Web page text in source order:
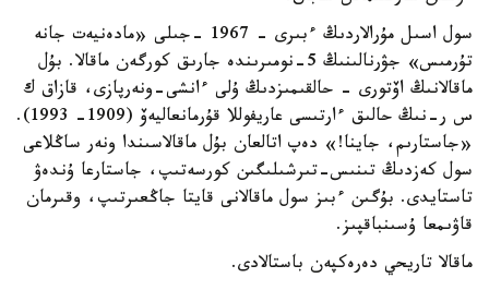
سول اسىل مۇرالاردىڭ ءبىرى - 1967 -جىلى «مادەنيەت جانە
تۇرمىس» جۋرنالىنىڭ 5-نومىرىندە جارىق كورگەن ماقالا. بۇل
ماقالانىڭ اۆتورى - حالقىمىزدىڭ ۇلى ءانشى-ونەرپازى، قازاق ك
س ر-نىڭ حالىق ءارتىسى عاريفوللا قۇرمانعاليەۆ (1909- 1993).
«جاستارىم، جاينا!» دەپ اتالعان بۇل ماقالاسىندا ونەر ساڭلاعى
سول كەزدىڭ تىنىس-تىرشىلىگىن كورسەتىپ، جاستارعا ۇندەۋ
تاستايدى. بۇگىن ءبىز سول ماقالانى قايتا جاڭعىرتىپ، وقىرمان
قاۋىمعا ۇسىنباقپىز.
ماقالا تاريحي دەرەكپەن باستالادى.